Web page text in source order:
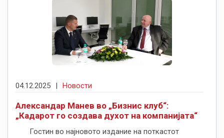
04.12.2025 | Новости
Александар Манев во „Бизнис клуб“:
„Кадарот го создава духот на компанијата“
Гостин во најновото издание на поткастот